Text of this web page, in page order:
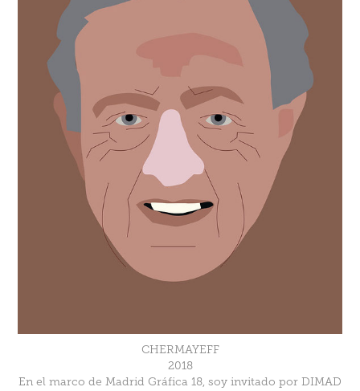
CHERMAYEFF
2018
En el marco de Madrid Gráfica 18, soy invitado por DIMAD